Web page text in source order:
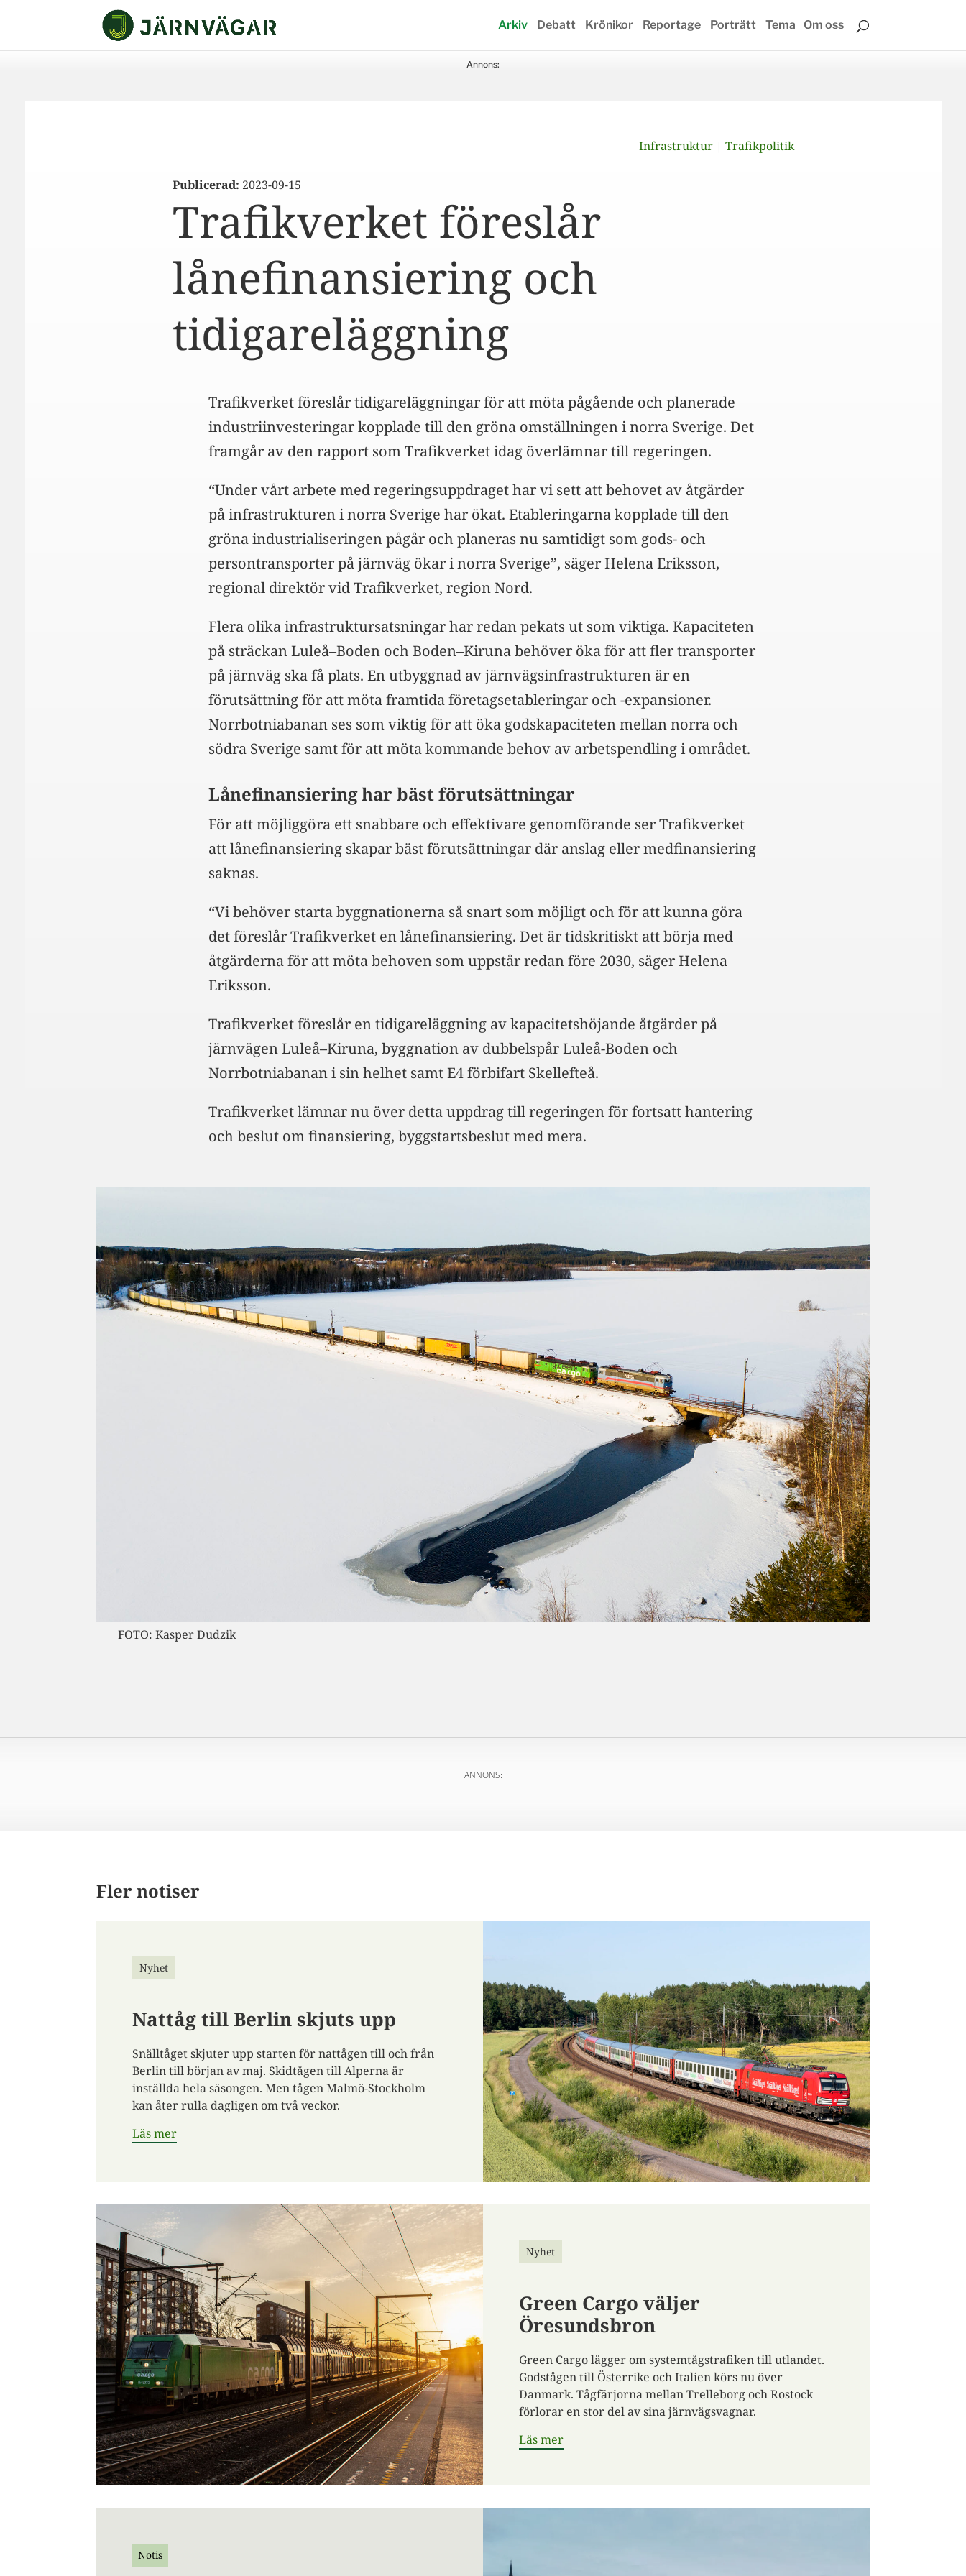
Arkiv Debatt Krönikor Reportage Porträtt Tema Om oss
Annons:
Infrastruktur| Trafikpolitik
Publicerad: 2023-09-15
Trafikverket föreslår
lånefinansiering och
tidigareläggning
Trafikverket föreslår tidigareläggningar för att möta pågående och planerade
industriinvesteringar kopplade till den gröna omställningen i norra Sverige. Det
framgår av den rapport som Trafikverket idag överlämnar till regeringen.
“Under vårt arbete med regeringsuppdraget har vi sett att behovet av åtgärder
på infrastrukturen i norra Sverige har ökat. Etableringarna kopplade till den
gröna industrialiseringen pågår och planeras nu samtidigt som gods- och
persontransporter på järnväg ökar i norra Sverige”, säger Helena Eriksson,
regional direktör vid Trafikverket, region Nord.
Flera olika infrastruktursatsningar har redan pekats ut som viktiga. Kapaciteten
på sträckan Luleå–Boden och Boden–Kiruna behöver öka för att fler transporter
på järnväg ska få plats. En utbyggnad av järnvägsinfrastrukturen är en
förutsättning för att möta framtida företagsetableringar och -expansioner.
Norrbotniabanan ses som viktig för att öka godskapaciteten mellan norra och
södra Sverige samt för att möta kommande behov av arbetspendling i området.
Lånefinansiering har bäst förutsättningar
För att möjliggöra ett snabbare och effektivare genomförande ser Trafikverket
att lånefinansiering skapar bäst förutsättningar där anslag eller medfinansiering
saknas.
“Vi behöver starta byggnationerna så snart som möjligt och för att kunna göra
det föreslår Trafikverket en lånefinansiering. Det är tidskritiskt att börja med
åtgärderna för att möta behoven som uppstår redan före 2030, säger Helena
Eriksson.
Trafikverket föreslår en tidigareläggning av kapacitetshöjande åtgärder på
järnvägen Luleå–Kiruna, byggnation av dubbelspår Luleå-Boden och
Norrbotniabanan i sin helhet samt E4 förbifart Skellefteå.
Trafikverket lämnar nu över detta uppdrag till regeringen för fortsatt hantering
och beslut om finansiering, byggstartsbeslut med mera.
FOTO: Kasper Dudzik
ANNONS:
Fler notiser
Nyhet
Nattåg till Berlin skjuts upp
Snälltåget skjuter upp starten för nattågen till och från
Berlin till början av maj. Skidtågen till Alperna är
inställda hela säsongen. Men tågen Malmö-Stockholm
kan åter rulla dagligen om två veckor.
Läs mer
Nyhet
Green Cargo väljer
Öresundsbron
Green Cargo lägger om systemtågstrafiken till utlandet.
Godstågen till Österrike och Italien körs nu över
Danmark. Tågfärjorna mellan Trelleborg och Rostock
förlorar en stor del av sina järnvägsvagnar.
Läs mer
Notis